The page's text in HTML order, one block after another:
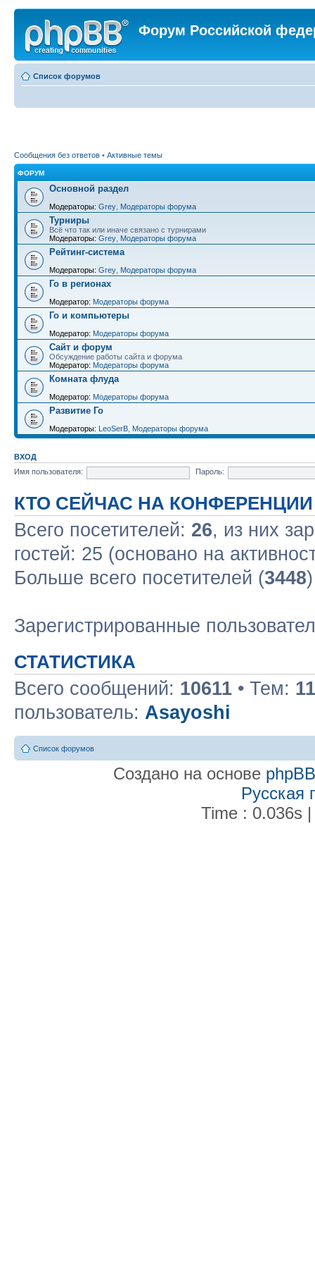
Форум Российской
Список форумов
Сообщения без ответов • Активные темы
ФОРУМ
Основной раздел
Модераторы: Grey Модераторы форума
Турниры
Всё что так или иначе связано с турнирами
Модераторы: Grey Модераторы форума
Рейтинг-система
Модераторы: Grey Модераторы форума
Го в регионах
Модератор: Модераторы форума
Го и компьютеры
Модератор: Модераторы форума
Сайт и форум
Обсуждение работы сайта и форума
Модератор: Модераторы форума
Комната флуда
Модератор: Модераторы форума
Развитие Го
Модераторы: LeoSerB Модераторы форума
ВХОД
Имя пользователя:
Пароль:
КТО СЕЙЧАС НА КОНФЕРЕНЦИИ
Всего посетителей: 26, из них
гостей: 25 (основано на
Больше всего посетителей (3448
Зарегистрированные
СТАТИСТИКА
Всего сообщений: 10611 • Тем:
пользователь: Asayoshi
Список форумов
Создано на основе phpBB
Русская
Time : 0.036s